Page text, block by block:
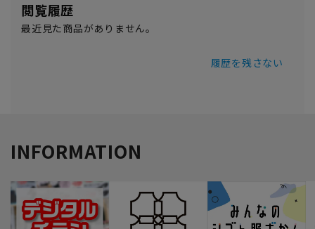
閲覧履歴
最近見た商品がありません。
履歴を残さない
INFORMATION